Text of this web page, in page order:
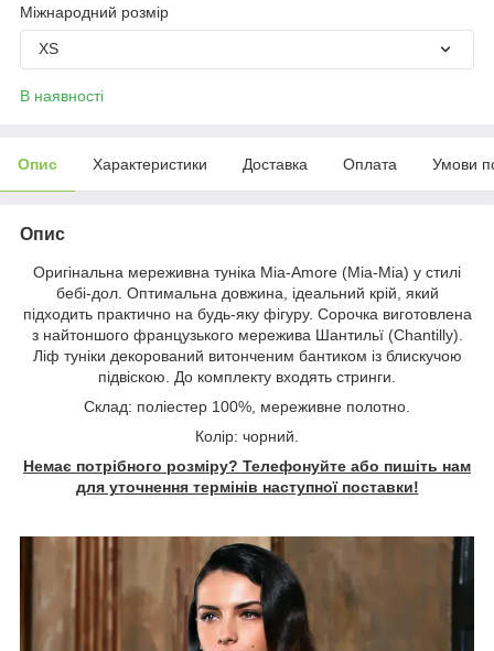
Міжнародний розмір
XS
В наявності
Опис Характеристики Доставка Оплата Умови
Опис
Оригінальна мереживна туніка Mia-Amore (Mia-Mia) у стилі
бебі-дол. Оптимальна довжина, ідеальний крій, який
підходить практично на будь-яку фігуру. Сорочка виготовлена
з найтоншого французького мережива Шантильї (Chantilly).
Ліф туніки декорований витонченим бантиком із блискучою
підвіскою. До комплекту входять стринги.
Склад: поліестер 100%, мереживне полотно.
Колір: чорний.
Немає потрібного розміру? Телефонуйте або пишіть нам
для уточнення термінів наступної поставки!